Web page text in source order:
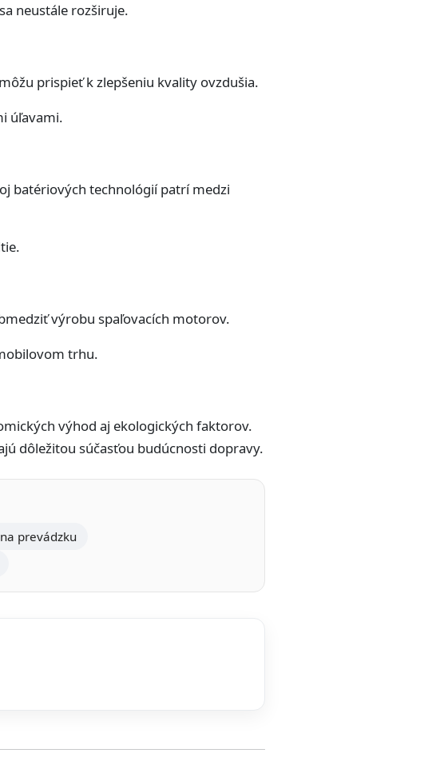
neustále rozširuje.
prispieť k zlepšeniu kvality ovzdušia.
úľavami.
batériových technológií patrí medzi
výrobu spaľovacích motorov.
trhu.
výhod aj ekologických faktorov.
dôležitou súčasťou budúcnosti dopravy.
prevádzku